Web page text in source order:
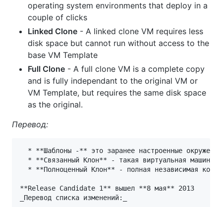
operating system environments that deploy in a
couple of clicks
Linked Clone - A linked clone VM requires less
disk space but cannot run without access to the
base VM Template
Full Clone - A full clone VM is a complete copy
and is fully independant to the original VM or
VM Template, but requires the same disk space
as the original.
Перевод:
* **Шаблоны -** это заранее настроенные
* **Связанный Клон** - такая виртуальная машина
* **Полноценный Клон** - полная независимая
**Release Candidate 1** вышел **8 мая** 2013
_Перевод списка изменений:_